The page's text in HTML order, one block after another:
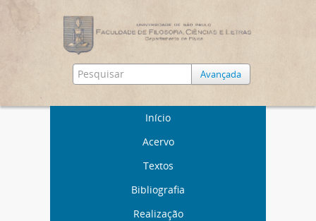
Avançada
Início
Acervo
Textos
Bibliografia
Realização